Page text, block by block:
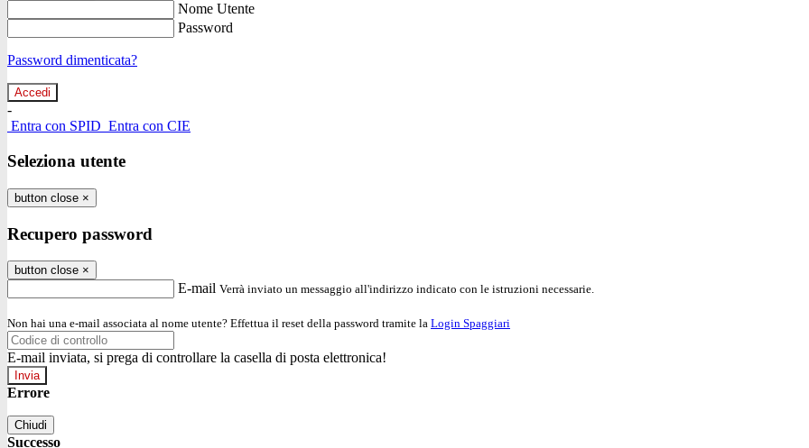
Nome Utente
Password
Password dimenticata?
-
Entra con SPID Entra con CIE
Seleziona utente
button close ×
Recupero password
button close ×
E-mail Verrà inviato un messaggio all'indirizzo indicato con le istruzioni necessarie.
Non hai una e-mail associata al nome utente? Effettua il reset della password tramite la Login Spaggiari
E-mail inviata, si prega di controllare la casella di posta elettronica!
Errore
Chiudi
Successo